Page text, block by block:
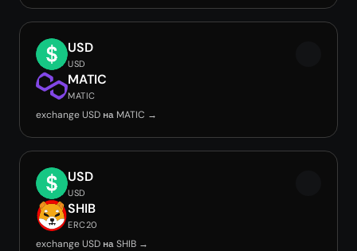
USD
USD
MATIC
MATIC
exchange USD на MATIC →
USD
USD
SHIB
ERC20
exchange USD на SHIB →